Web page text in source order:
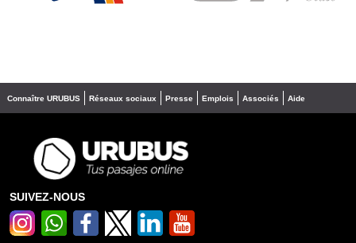
Connaître URUBUS Réseaux sociaux Presse Emplois Associés Aide
SUIVEZ-NOUS